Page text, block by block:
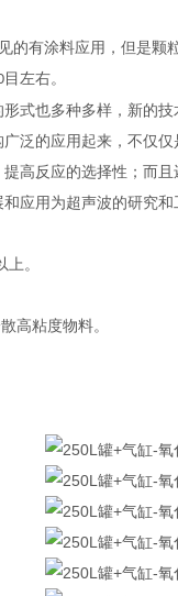
的有涂料应用，但是
目左右。
式也多种多样，新的技
泛的应用起来，不仅
高反应的选择性；而
应用为超声波的研究和
。
高粘度物料。